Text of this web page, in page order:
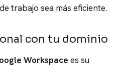
trabajo sea más eficiente.
con tu dominio
Workspace es su